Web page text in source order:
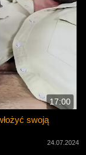
17:00
swoją
24.07.2024